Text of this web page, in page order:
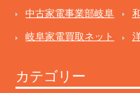
中古家電事業部岐阜
岐阜家電買取ネット
カテゴリー